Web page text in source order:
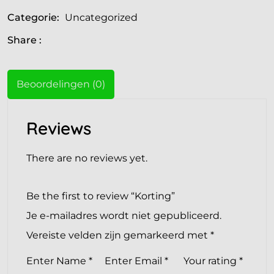
Categorie: Uncategorized
Share :
Beoordelingen (0)
Reviews
There are no reviews yet.
Be the first to review “Korting”
Je e-mailadres wordt niet gepubliceerd.
Vereiste velden zijn gemarkeerd met *
Enter Name * Enter Email* Your rating *